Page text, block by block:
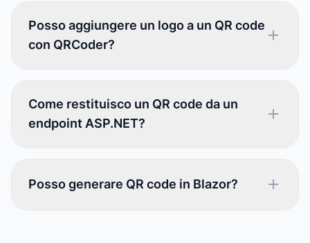
Posso aggiungere un logo a un QR code
con QRCoder?
Come restituisco un QR code da un
endpoint ASP.NET?
Posso generare QR code in Blazor?